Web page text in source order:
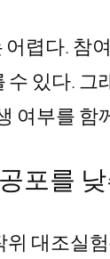
렵다. 참
있다.
여부를 함
포를
대조실